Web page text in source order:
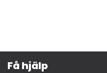
Få hjälp